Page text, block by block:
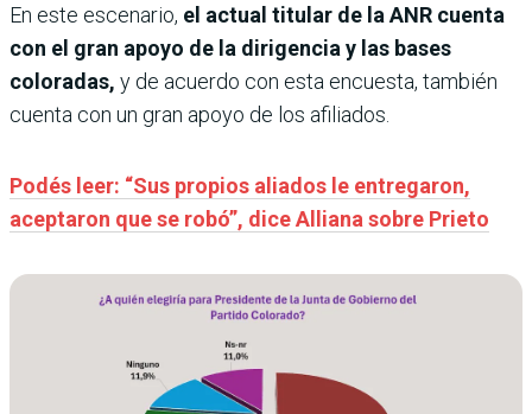
En este escenario, el actual titular de la ANR cuenta
con el gran apoyo de la dirigencia y las bases
coloradas, y de acuerdo con esta encuesta, también
cuenta con un gran apoyo de los afiliados.
Podés leer: “Sus propios aliados le entregaron,
aceptaron que se robó”, dice Alliana sobre Prieto